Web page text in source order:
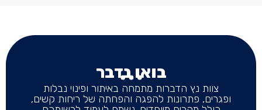
בואו נדבר
צוות נץ הדברות מתמחה באיתור ופינוי נבלות
ופגרים, פתרונות להפגה והפחתה של ריחות קשים,